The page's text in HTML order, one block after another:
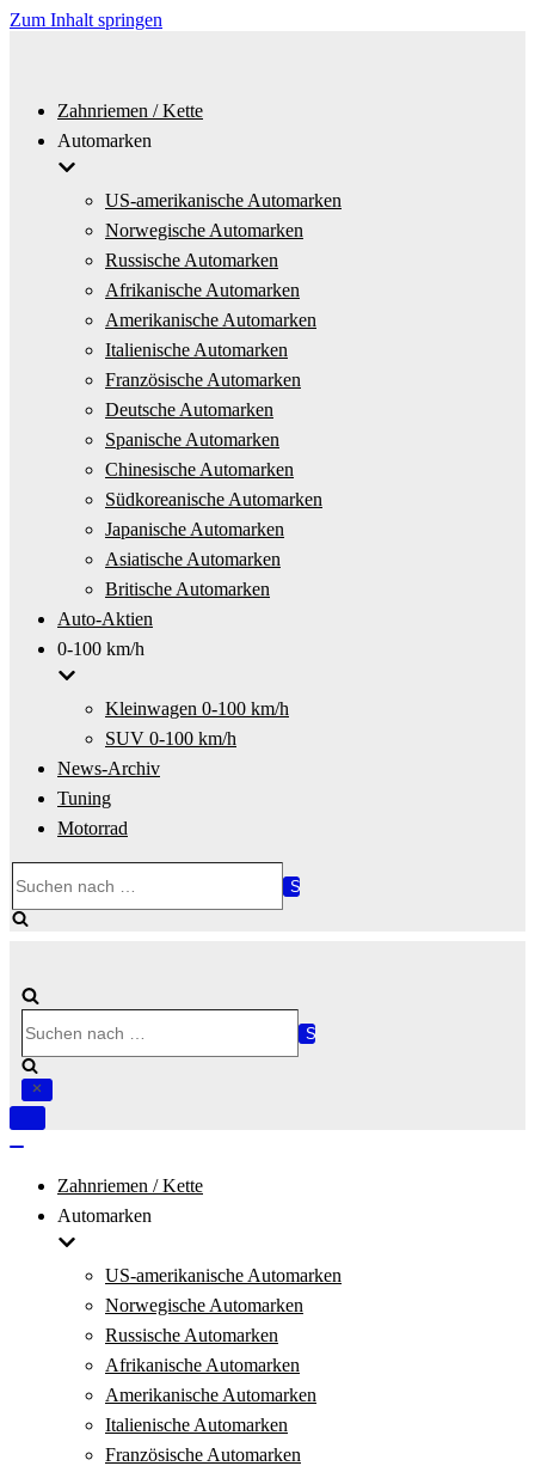
Zum Inhalt springen
Zahnriemen / Kette
Automarken
US-amerikanische Automarken
Norwegische Automarken
Russische Automarken
Afrikanische Automarken
Amerikanische Automarken
Italienische Automarken
Französische Automarken
Deutsche Automarken
Spanische Automarken
Chinesische Automarken
Südkoreanische Automarken
Japanische Automarken
Asiatische Automarken
Britische Automarken
Auto-Aktien
0-100 km/h
Kleinwagen 0-100 km/h
SUV 0-100 km/h
News-Archiv
Tuning
Motorrad
nach …
nach …
Navigation
Zahnriemen / Kette
Automarken
US-amerikanische Automarken
Norwegische Automarken
Russische Automarken
Afrikanische Automarken
Amerikanische Automarken
Italienische Automarken
Französische Automarken